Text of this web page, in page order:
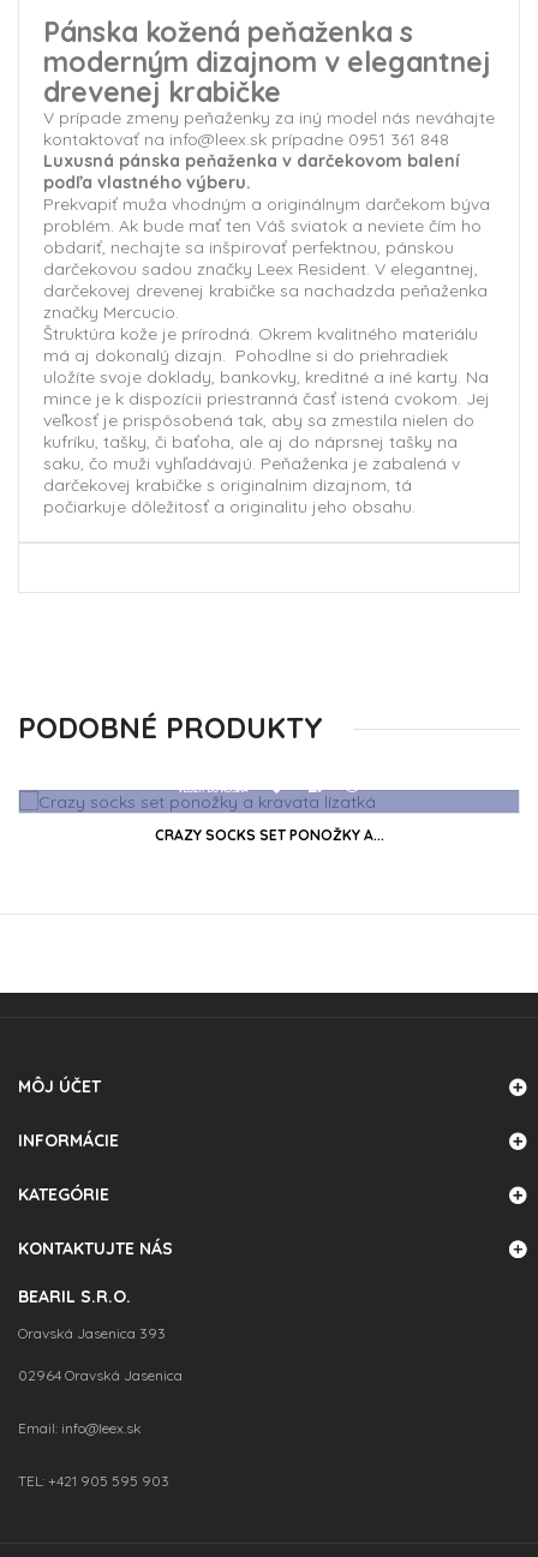
Pánska kožená peňaženka s
moderným dizajnom v elegantnej
drevenej krabičke
V prípade zmeny peňaženky za iný model nás neváhajte
kontaktovať na info@leex.sk prípadne 0951 361 848
Luxusná pánska peňaženka v darčekovom balení
podľa vlastného výberu.
Prekvapiť muža vhodným a originálnym darčekom býva
problém. Ak bude mať ten Váš sviatok a neviete čím ho
obdariť, nechajte sa inšpirovať perfektnou, pánskou
darčekovou sadou značky Leex Resident. V elegantnej,
darčekovej drevenej krabičke sa nachadzda peňaženka
značky Mercucio.
Štruktúra kože je prírodná. Okrem kvalitného materiálu
má aj dokonalý dizajn. Pohodlne si do priehradiek
uložíte svoje doklady, bankovky, kreditné a iné karty. Na
mince je k dispozícii priestranná časť istená cvokom. Jej
veľkosť je prispôsobená tak, aby sa zmestila nielen do
kufríku, tašky, či baťoha, ale aj do náprsnej tašky na
saku, čo muži vyhľadávajú. Peňaženka je zabalená v
darčekovej krabičke s originalnim dizajnom, tá
počiarkuje dôležitosť a originalitu jeho obsahu.
PODOBNÉ PRODUKTY
CRAZY SOCKS SET PONOŽKY A...
MÔJ ÚČET
INFORMÁCIE
KATEGÓRIE
KONTAKTUJTE NÁS
BEARIL S.R.O.
Oravská Jasenica 393
02964 Oravská Jasenica
Email: info@leex.sk
TEL: +421 905 595 903